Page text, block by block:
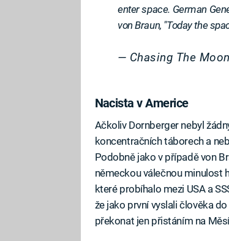
enter space. German
von Braun, "Today the
— Chasing The
Nacista v Americe
Ačkoliv Dornberger nebyl
koncentračních táborech a
Podobně jako v případě von
německou válečnou minulost
které probíhalo mezi USA a
že jako první vyslali člověka
překonat jen přistáním na